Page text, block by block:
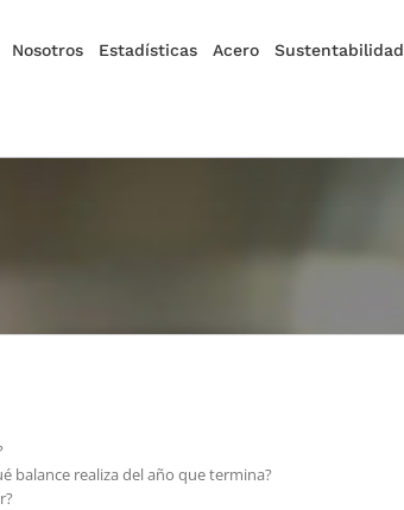
Nosotros Estadísticas Acero Sustentabilidad
balance realiza del año que termina?